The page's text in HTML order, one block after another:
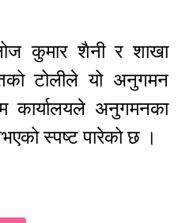
कुमार शैनी र शाखा
टोलीले यो अनुगमन
कार्यालयले अनुगमनका
स्पष्ट पारेको छ ।